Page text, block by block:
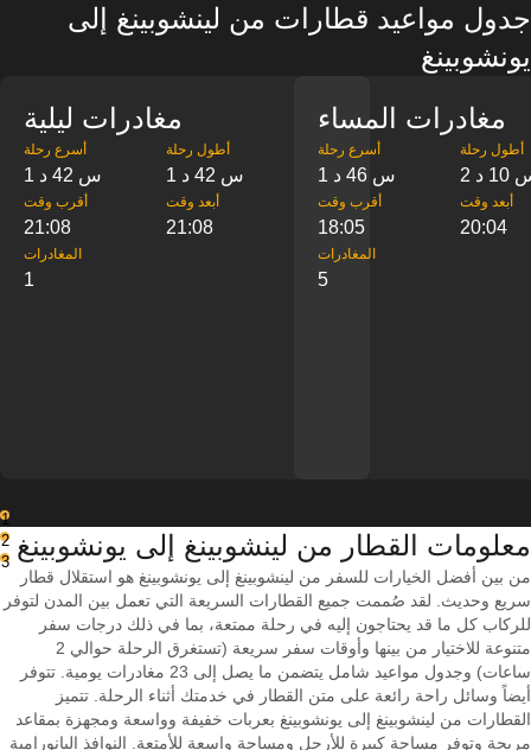
جدول مواعيد قطارات من لينشوبينغ إلى
يونشوبينغ
مغادرات ليلية
‎أسرع رحلة
1 س 42 د
‎أطول رحلة
1 س 42 د
‎أقرب وقت
21:08
‎أبعد وقت
21:08
‎المغادرات
1
مغادرات المساء
‎أسرع رحلة
1 س 46 د
‎أطول رحلة
10 د
‎أقرب وقت
18:05
‎أبعد وقت
20:04
‎المغادرات
5
1
2
3
معلومات القطار من ‎لينشوبينغ إلى ‎يونشوبينغ
من بين أفضل الخيارات للسفر من لينشوبينغ إلى يونشوبينغ هو استقلال قطار
سريع وحديث. لقد صُممت جميع القطارات السريعة التي تعمل بين المدن لتوفر
للركاب كل ما قد يحتاجون إليه في رحلة ممتعة، بما في ذلك درجات سفر
متنوعة للاختيار من بينها وأوقات سفر سريعة (تستغرق الرحلة حوالي 2
ساعات) وجدول مواعيد شامل يتضمن ما يصل إلى 23 مغادرات يومية. تتوفر
أيضاً وسائل راحة رائعة على متن القطار في خدمتك أثناء الرحلة. تتميز
القطارات من لينشوبينغ إلى يونشوبينغ بعربات خفيفة وواسعة ومجهزة بمقاعد
مريحة وتوفر مساحة كبيرة للأرجل ومساحة واسعة للأمتعة. النوافذ البانورامية